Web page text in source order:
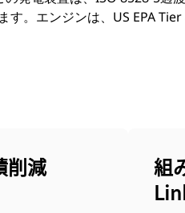
。エンジンは、US EPA
削減
組